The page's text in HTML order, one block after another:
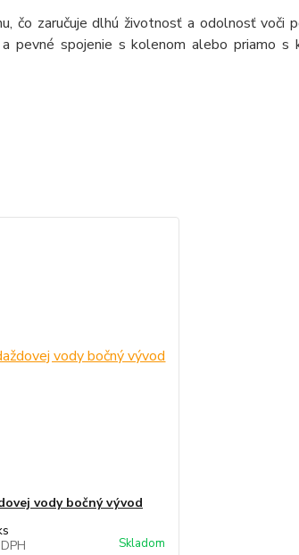
čo zaručuje dlhú životnosť a odolnosť voči
pevné spojenie s kolenom alebo priamo s
vody bočný vývod
Skladom